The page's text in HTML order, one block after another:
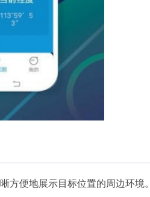
方便地展示目标位置的周边环境。